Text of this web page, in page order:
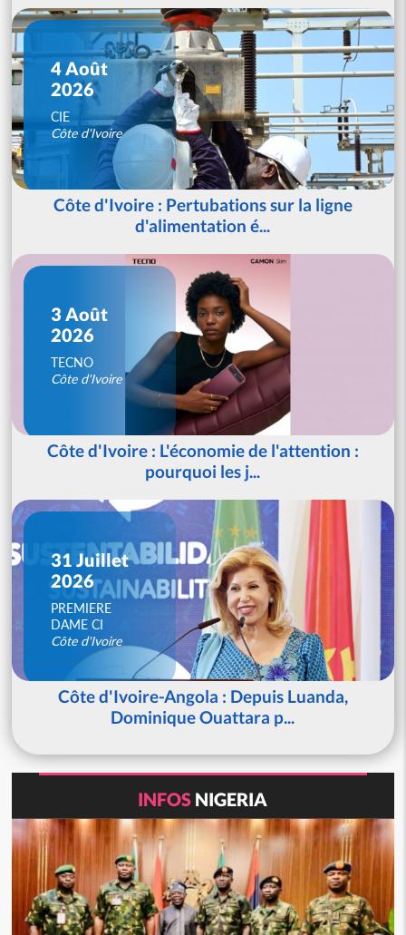
4 Août
2026
CIE
Côte d'Ivoire
Côte d'Ivoire : Pertubations sur la ligne
d'alimentation é...
3 Août
2026
TECNO
Côte d'Ivoire
Côte d'Ivoire : L'économie de l'attention :
pourquoi les j...
31 Juillet
2026
PREMIERE
DAME CI
Côte d'Ivoire
Côte d'Ivoire-Angola : Depuis Luanda,
Dominique Ouattara p...
INFOS NIGERIA